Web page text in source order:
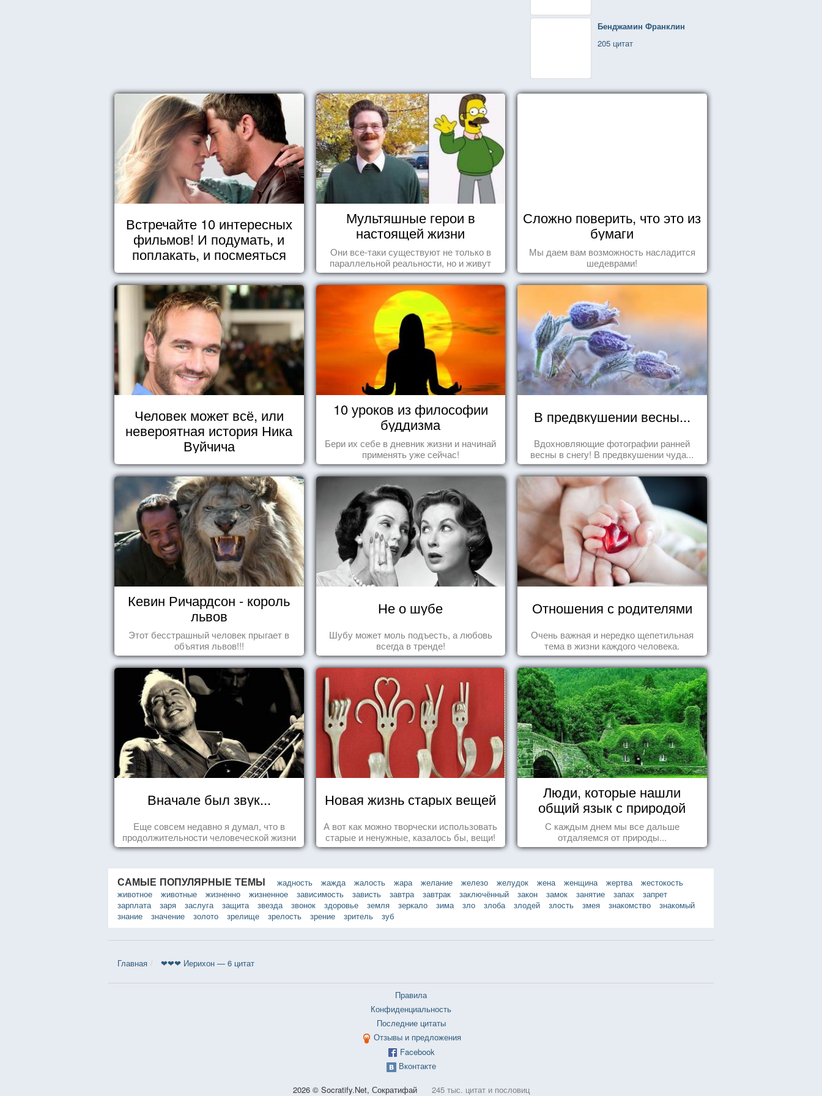
Бенджамин Франклин
205 цитат
Встречайте 10 интересных
фильмов! И подумать, и
поплакать, и посмеяться
Мультяшные герои в
настоящей жизни
Они все-таки существуют не только в
параллельной реальности, но и живут
среди нас с вами.
Сложно поверить, что это из
бумаги
Мы даем вам возможность насладится
шедеврами!
Человек может всё, или
невероятная история Ника
Вуйчича
10 уроков из философии
буддизма
Бери их себе в дневник жизни и начинай
применять уже сейчас!
В предвкушении весны...
Вдохновляющие фотографии ранней
весны в снегу! В предвкушении чуда...
Кевин Ричардсон - король
львов
Этот бесстрашный человек прыгает в
объятия львов!!!
Не о шубе
Шубу может моль подъесть, а любовь
всегда в тренде!
Отношения с родителями
Очень важная и нередко щепетильная
тема в жизни каждого человека.
Вначале был звук...
Еще совсем недавно я думал, что в
продолжительности человеческой жизни
заложена какая-то ошибка.
Новая жизнь старых вещей
А вот как можно творчески использовать
старые и ненужные, казалось бы, вещи!
Люди, которые нашли
общий язык с природой
С каждым днем мы все дальше
отдаляемся от природы...
САМЫЕ ПОПУЛЯРНЫЕ ТЕМЫ жадность жажда жалость жара желание железо желудок жена женщина жертва
жестокость
животное
животные жизненно жизненное зависимость зависть завтра завтрак заключённый закон замок занятие запах
запрет
зарплата
заря заслуга защита звезда звонок здоровье земля зеркало зима зло злоба злодей злость змея знакомство
знакомый
знание
значение золото зрелище зрелость зрение зритель зуб
Главная ❤❤❤ Иерихон — 6 цитат
Правила
Конфиденциальность
Последние цитаты
Отзывы и предложения
Facebook
Вконтакте
2026 © Socratify.Net, Сократифай 245 тыс. цитат и пословиц